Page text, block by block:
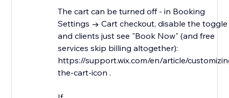
The cart can be turned off - in Booking
Settings → Cart checkout, disable the toggle
and clients just see "Book Now" (and free
services skip billing altogether):
https://support.wix.com/en/article/
the-cart-icon .